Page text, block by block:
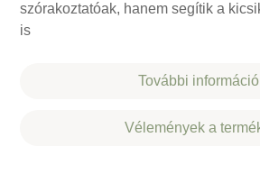
További
Vélemények a
szórakoztatóak, hanem segítik a
is